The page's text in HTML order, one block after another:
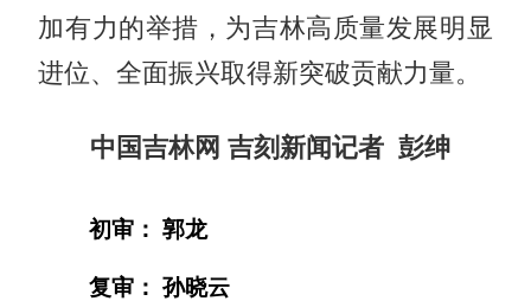
加有力的举措，为吉林高质量发展明显
进位、全面振兴取得新突破贡献力量。
中国吉林网 吉刻新闻记者 彭绅
初审： 郭龙
复审： 孙晓云